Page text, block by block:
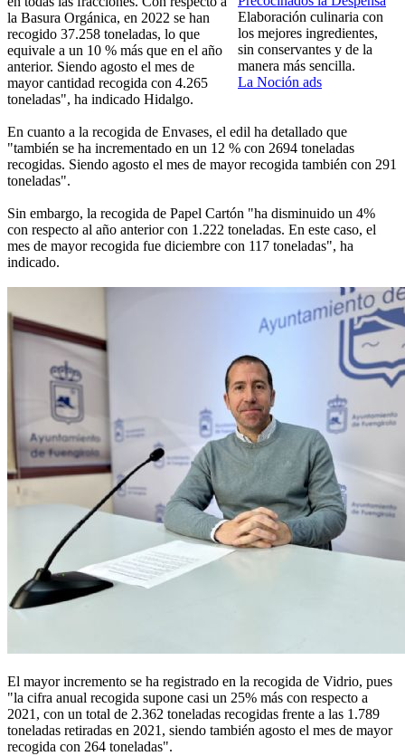
Elaboración culinaria con
los mejores ingredientes,
sin conservantes y de la
manera más sencilla.
La Noción ads
la Basura Orgánica, en 2022 se han
recogido 37.258 toneladas, lo que
equivale a un 10 % más que en el año
anterior. Siendo agosto el mes de
mayor cantidad recogida con 4.265
toneladas", ha indicado Hidalgo.
En cuanto a la recogida de Envases, el edil ha detallado que
"también se ha incrementado en un 12 % con 2694 toneladas
recogidas. Siendo agosto el mes de mayor recogida también con 291
toneladas".
Sin embargo, la recogida de Papel Cartón "ha disminuido un 4%
con respecto al año anterior con 1.222 toneladas. En este caso, el
mes de mayor recogida fue diciembre con 117 toneladas", ha
indicado.
El mayor incremento se ha registrado en la recogida de Vidrio, pues
"la cifra anual recogida supone casi un 25% más con respecto a
2021, con un total de 2.362 toneladas recogidas frente a las 1.789
toneladas retiradas en 2021, siendo también agosto el mes de mayor
recogida con 264 toneladas".